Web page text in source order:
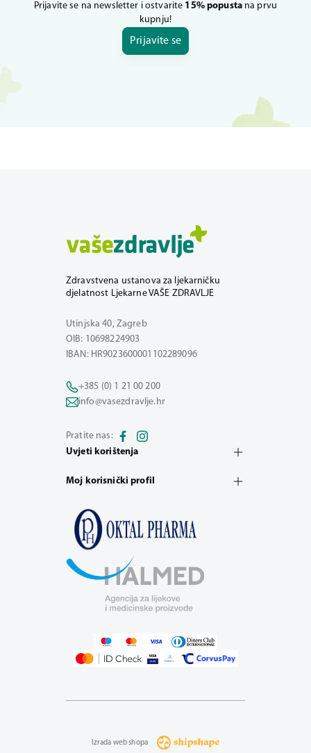
Prijavite se na newsletter i ostvarite 15% popustana prvu
kupnju!
Prijavite se
Zdravstvena ustanova za ljekarničku
djelatnost Ljekarne VAŠE ZDRAVLJE
Utinjska 40, Zagreb
OIB: 10698224903
IBAN: HR9023600001102289096
+385 (0) 1 21 00 200
info@vasezdravlje.hr
Pratite nas:
Uvjeti korištenja
Moj korisnički profil
Izrada web shopa